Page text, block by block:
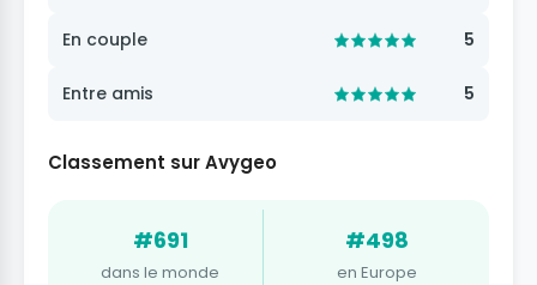
En couple 5
Entre amis 5
Classement sur Avygeo
#691
dans le monde
#498
en Europe